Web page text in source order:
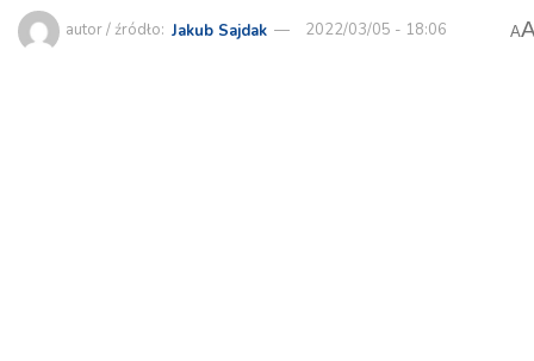
autor / źródło: Jakub Sajdak 2022/03/05 - 18:06 A